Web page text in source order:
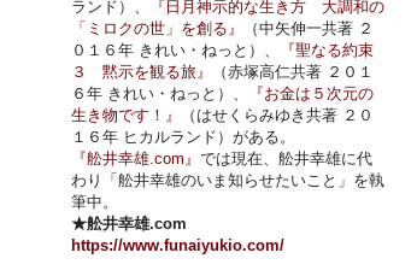
ランド）、
『日月神示的な生き方 大調和の
「ミロクの世」を創る』
（中矢伸一共著 ２
０１６年 きれい・ねっと）、
『聖なる約束
３ 黙示を観る旅』
（赤塚高仁共著 ２０１
６年 きれい・ねっと）、
『お金は５次元の
生き物です！』
（はせくらみゆき共著 ２０
１６年 ヒカルランド）がある。
『舩井幸雄.com』 では現在、舩井幸雄に代
わり「舩井幸雄のいま知らせたいこと」を執
筆中。
★舩井幸雄.com
https://www.funaiyukio.com/